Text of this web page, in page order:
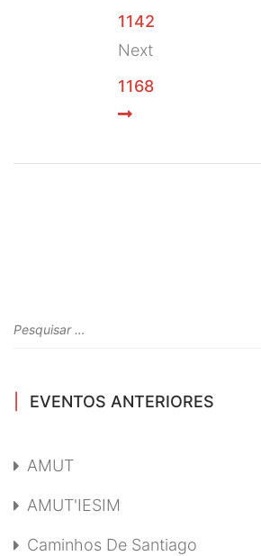
1142
Next
1168
EVENTOS ANTERIORES
AMUT
AMUT'IESIM
Caminhos De Santiago